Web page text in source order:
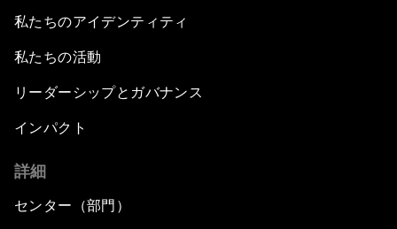
私たちのアイデンティティ
私たちの活動
リーダーシップとガバナンス
インパクト
詳細
センター（部門）